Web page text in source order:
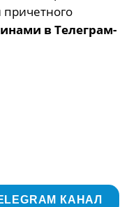
в Телеграм-
КАНАЛ